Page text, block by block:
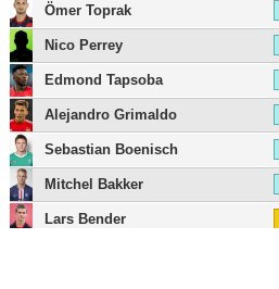
Ömer Toprak
Nico Perrey
Edmond Tapsoba
Alejandro Grimaldo
Sebastian Boenisch
Mitchel Bakker
Lars Bender